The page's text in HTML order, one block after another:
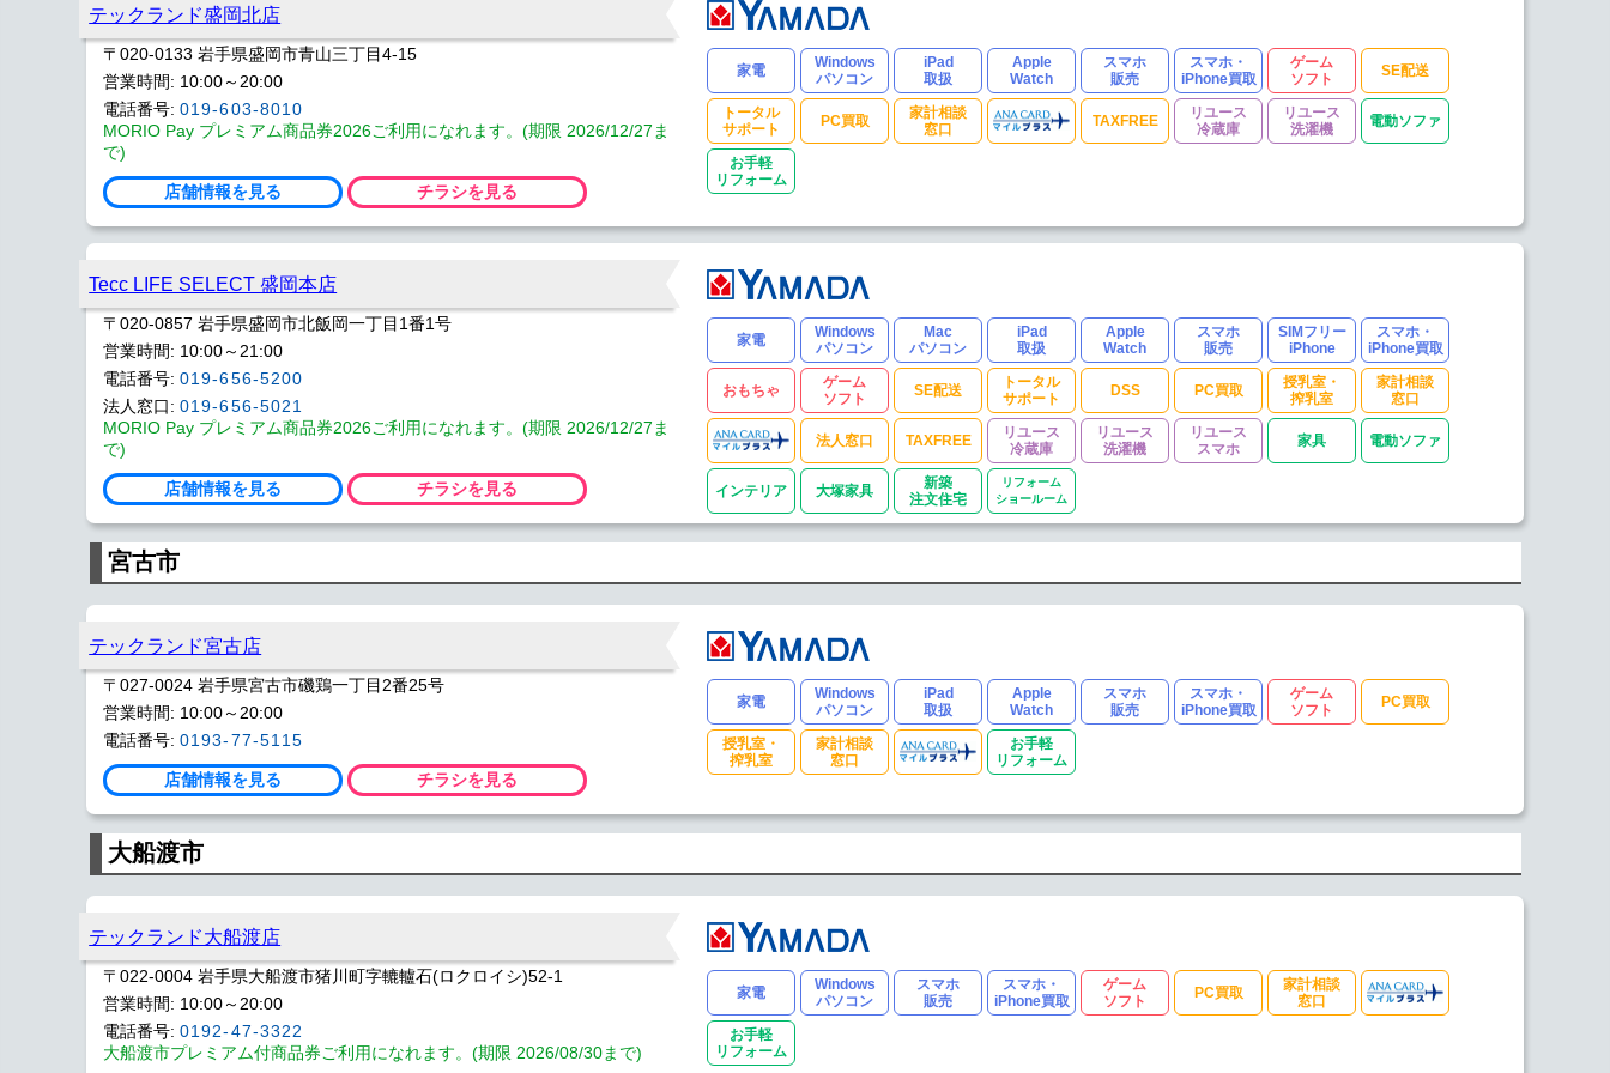
テックランド盛岡北店
〒020-0133 岩手県盛岡市青山三丁目4-15
営業時間: 10:00～20:00
電話番号: 019-603-8010
MORIO Pay プレミアム商品券2026ご利用になれます。(期限 2026/12/27ま
で)
店舗情報を見る チラシを見る
家電
Windows
パソコン
iPad
取扱
Apple
Watch
スマホ
販売
スマホ・
iPhone買取
ゲーム
ソフト
SE配送
トータル
サポート
PC買取
家計相談
窓口
TAXFREE
リユース
冷蔵庫
リユース
洗濯機
電動ソファ
お手軽
リフォーム
Tecc LIFE SELECT 盛岡本店
〒020-0857 岩手県盛岡市北飯岡一丁目1番1号
営業時間: 10:00～21:00
電話番号: 019-656-5200
法人窓口: 019-656-5021
MORIO Pay プレミアム商品券2026ご利用になれます。(期限 2026/12/27ま
で)
店舗情報を見る チラシを見る
家電
Windows
パソコン
Mac
パソコン
iPad
取扱
Apple
Watch
スマホ
販売
SIMフリー
iPhone
スマホ・
iPhone買取
おもちゃ
ゲーム
ソフト
SE配送
トータル
サポート
DSS PC買取
授乳室・
搾乳室
家計相談
窓口
法人窓口 TAXFREE
リユース
冷蔵庫
リユース
洗濯機
リユース
スマホ
家具 電動ソファ
インテリア 大塚家具
新築
注文住宅
リフォーム
ショールーム
宮古市
テックランド宮古店
〒027-0024 岩手県宮古市磯鶏一丁目2番25号
営業時間: 10:00～20:00
電話番号: 0193-77-5115
店舗情報を見る チラシを見る
家電
Windows
パソコン
iPad
取扱
Apple
Watch
スマホ
販売
スマホ・
iPhone買取
ゲーム
ソフト
PC買取
授乳室・
搾乳室
家計相談
窓口
お手軽
リフォーム
大船渡市
テックランド大船渡店
〒022-0004 岩手県大船渡市猪川町字轆轤石(ロクロイシ)52-1
営業時間: 10:00～20:00
電話番号: 0192-47-3322
大船渡市プレミアム付商品券ご利用になれます。(期限 2026/08/30まで)
家電
Windows
パソコン
スマホ
販売
スマホ・
iPhone買取
ゲーム
ソフト
PC買取
家計相談
窓口
お手軽
リフォーム